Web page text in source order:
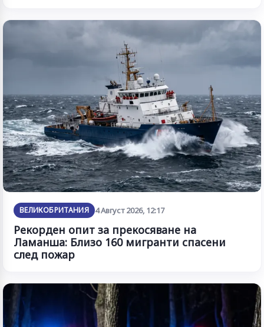
ВЕЛИКОБРИТАНИЯ 4 Август 2026, 12:17
Рекорден опит за прекосяване на
Ламанша: Близо 160 мигранти спасени
след пожар